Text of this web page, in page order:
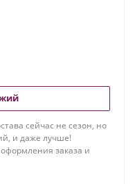
сейчас не сезон, но
и даже лучше!
заказа и